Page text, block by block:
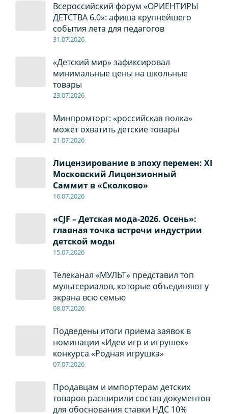
Всероссийский форум «ОРИЕНТИРЫ
ДЕТСТВА 6.0»: афиша крупнейшего
события лета для педагогов
31.07.2026
«Детский мир» зафиксировал
минимальные цены на школьные
товары
23.07.2026
Минпромторг: «российская полка»
может охватить детские товары
21.07.2026
Лицензирование в эпоху перемен: XI
Московский Лицензионный
Саммит в «Сколково»
16.07.2026
«CJF – Детская мода-2026. Осень»:
главная точка встречи индустрии
детской моды
15.07.2026
Телеканал «МУЛЬТ» представил топ
мультсериалов, которые объединяют у
экрана всю семью
08.07.2026
Подведены итоги приема заявок в
номинации «Идеи игр и игрушек»
конкурса «Родная игрушка»
07.07.2026
Продавцам и импортерам детских
товаров расширили состав документов
для обоснования ставки НДС 10%